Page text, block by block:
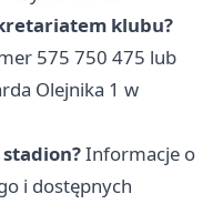
klubu?
575 750 475 lub
Olejnika 1 w
Informacje o
i dostępnych